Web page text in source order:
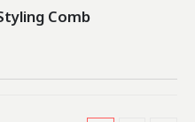
Comb